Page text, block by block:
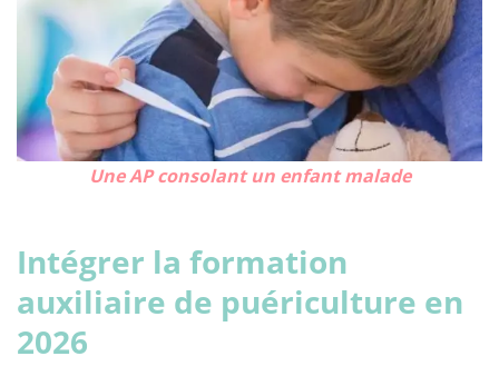
Une AP consolant un enfant malade
Intégrer la formation
auxiliaire de puériculture en
2026